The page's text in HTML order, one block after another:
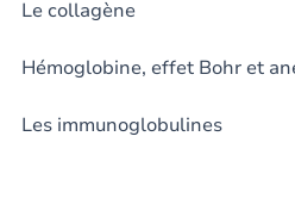
effet Bohr et